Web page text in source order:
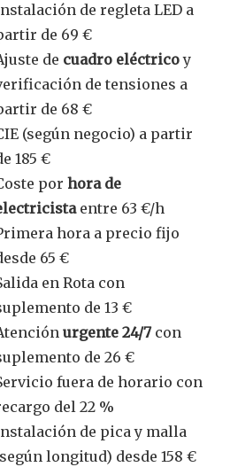
de regleta LED a
de 69 €
de cuadro eléctricoy
de tensiones a
de 68 €
(según negocio) a partir
185 €
por hora de
entre 63 €/h
hora a precio fijo
65 €
en Rota con
de 13 €
urgente 24/7con
de 26 €
fuera de horario con
del 22 %
de pica y malla
longitud) desde 158 €